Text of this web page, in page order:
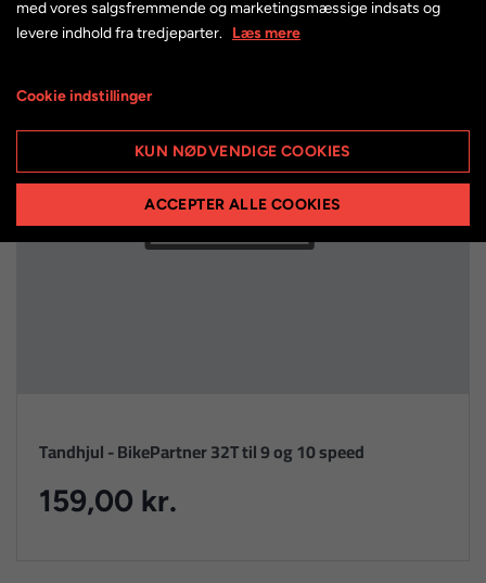
Tandhjul - BikePartner 32T til 9 og 10 speed
159,00 kr.
med vores salgsfremmende og marketingsmæssige indsats og
levere indhold fra tredjeparter. Læs mere
Cookie indstillinger
KUN NØDVENDIGE COOKIES
ACCEPTER ALLE COOKIES